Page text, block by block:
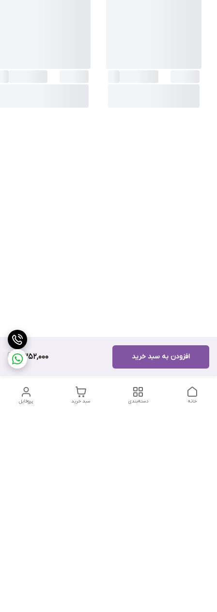
11,352,000 افزودن به سبد خرید
پروفایل سبد خرید دسته‌بندی خانه